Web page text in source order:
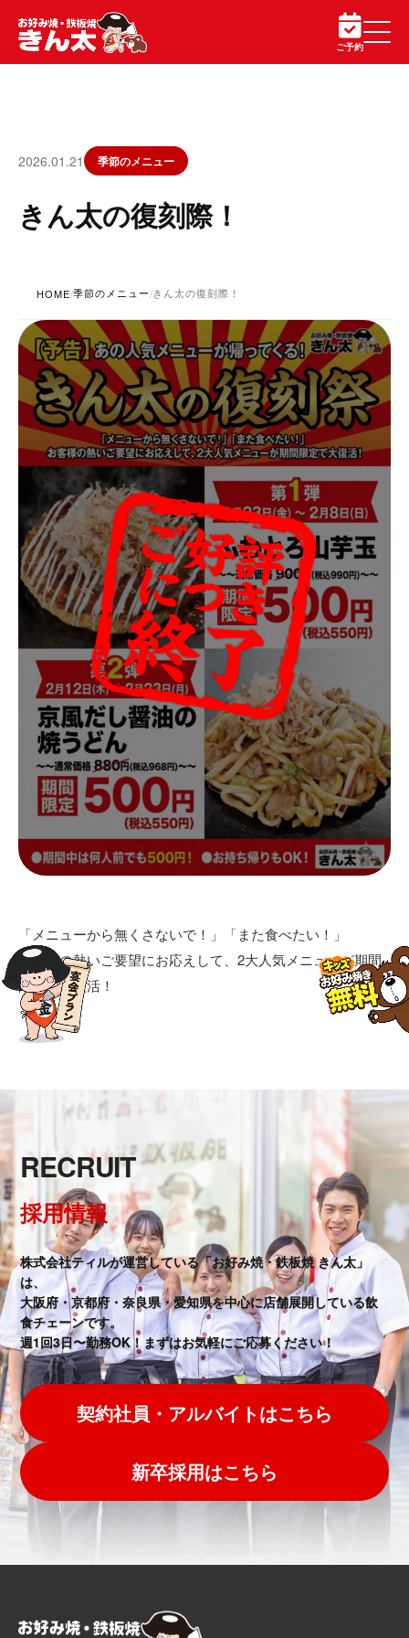
ご予約
2026.01.21 季節のメニュー
きん太の復刻際！
HOME/季節のメニュー/きん太の復刻際！
「メニューから無くさないで！」「また食べたい！」
お客様の熱いご要望にお応えして、2大人気メニューが期間
限定で大復活！
RECRUIT
採用情報
株式会社ティルが運営している「お好み焼・鉄板焼 きん太」
は、
大阪府・京都府・奈良県・愛知県を中心に店舗展開している飲
食チェーンです。
週1回3日〜勤務OK！まずはお気軽にご応募ください！
契約社員・アルバイトはこちら
新卒採用はこちら